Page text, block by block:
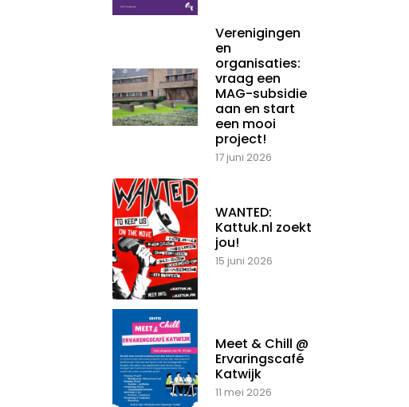
Verenigingen
en
organisaties:
vraag een
MAG-subsidie
aan en start
een mooi
project!
17 juni 2026
WANTED:
Kattuk.nl zoekt
jou!
15 juni 2026
Meet & Chill @
Ervaringscafé
Katwijk
11 mei 2026